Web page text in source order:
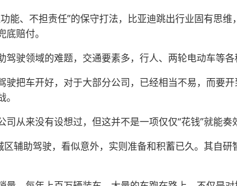
能、不担责任”的保守打法，比亚迪跳出行业固有思
赔付。
驾驶领域的难题，交通要素多，行人、两轮电动车等
驶把车开好，对于大部分公司，已经相当不易，而要
司从来没有设想过，但这并不是一项仅仅“花钱”就能奏
区辅助驾驶，看似意外，实则准备和积蓄已久。其自